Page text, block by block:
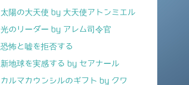
太陽の大天使 by 大天使アトンミエル
光のリーダー by アレム司令官
恐怖と嘘を拒否する
新地球を実感する by セアナール
カルマカウンシルのギフト by クワ